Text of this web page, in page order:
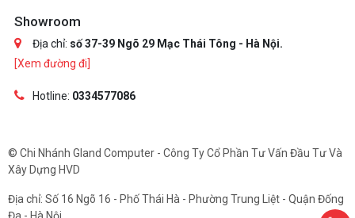
Showroom
Địa chỉ: số 37-39 Ngõ 29 Mạc Thái Tông - Hà Nội.
[Xem đường đi]
Hotline: 0334577086
© Chi Nhánh Gland Computer - Công Ty Cổ Phần Tư Vấn Đầu Tư Và
Xây Dựng HVD
Địa chỉ: Số 16 Ngõ 16 - Phố Thái Hà - Phường Trung Liệt - Quận Đống